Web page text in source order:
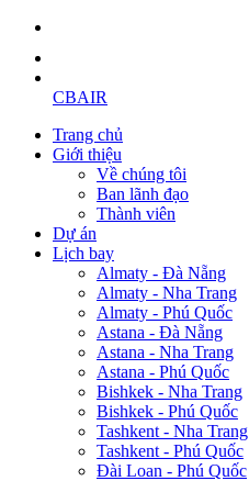
CBAIR
Trang chủ
Giới thiệu
Về chúng tôi
Ban lãnh đạo
Thành viên
Dự án
Lịch bay
Almaty - Đà Nẵng
Almaty - Nha Trang
Almaty - Phú Quốc
Astana - Đà Nẵng
Astana - Nha Trang
Astana - Phú Quốc
Bishkek - Nha Trang
Bishkek - Phú Quốc
Tashkent - Nha Trang
Tashkent - Phú Quốc
Đài Loan - Phú Quốc